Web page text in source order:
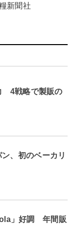
新聞社
4戦略で製販の
、初のベーカリ
」好調 年間販